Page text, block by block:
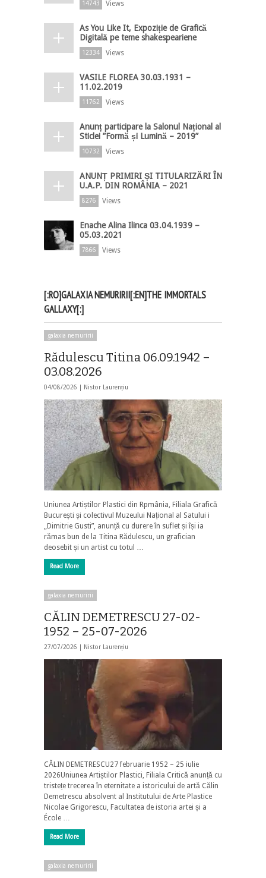
14743 Views
As You Like It, Expoziție de Grafică
Digitală pe teme shakespeariene
12334 Views
VASILE FLOREA 30.03.1931 –
11.02.2019
11762 Views
Anunț participare la Salonul Național al
Sticlei ”Formă și Lumină – 2019”
10732 Views
ANUNȚ PRIMIRI ȘI TITULARIZĂRI ÎN
U.A.P. DIN ROMÂNIA – 2021
8276 Views
Enache Alina Ilinca 03.04.1939 –
05.03.2021
7866 Views
[:RO]GALAXIA NEMURIRII[:EN]THE IMMORTALS
GALLAXY[:]
galaxia nemuririi
Rădulescu Titina 06.09.1942 –
03.08.2026
04/08/2026 | Nistor Laurențiu
Uniunea Artiștilor Plastici din Rpmânia, Filiala Grafică
București și colectivul Muzeului Național al Satului i
„Dimitrie Gusti”, anunță cu durere în suflet și își ia
rămas bun de la Titina Rădulescu, un grafician
deosebit și un artist cu totul …
Read More
galaxia nemuririi
CĂLIN DEMETRESCU 27-02-
1952 – 25-07-2026
27/07/2026 | Nistor Laurențiu
CĂLIN DEMETRESCU27 februarie 1952 – 25 iulie
2026Uniunea Artiștilor Plastici, Filiala Critică anunță cu
tristețe trecerea în eternitate a istoricului de artă Călin
Demetrescu absolvent al Institutului de Arte Plastice
Nicolae Grigorescu, Facultatea de istoria artei și a
École …
Read More
galaxia nemuririi